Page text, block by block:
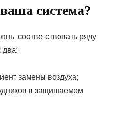
система?
соответствовать ряду
два:
замены воздуха;
в защищаемом